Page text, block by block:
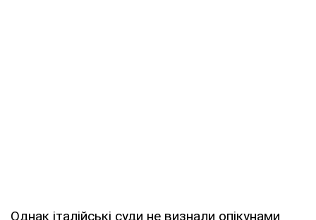
Однак італійські суди не визнали опікунами